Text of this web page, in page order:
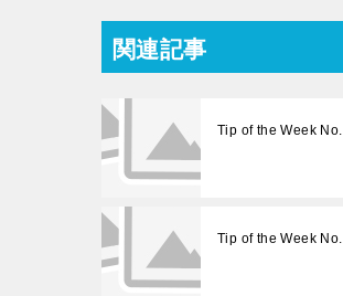
関連記事
Tip of the Week
Tip of the Week